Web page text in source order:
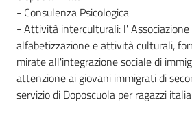
- Consulenza Psicologica
- Attività interculturali: l'
alfabetizzazione e attività culturali,
mirate all'integrazione sociale di
attenzione ai giovani immigrati di
servizio di Doposcuola per ragazzi